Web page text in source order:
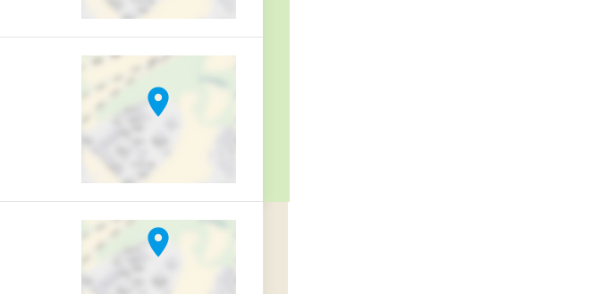
location_on
location_on